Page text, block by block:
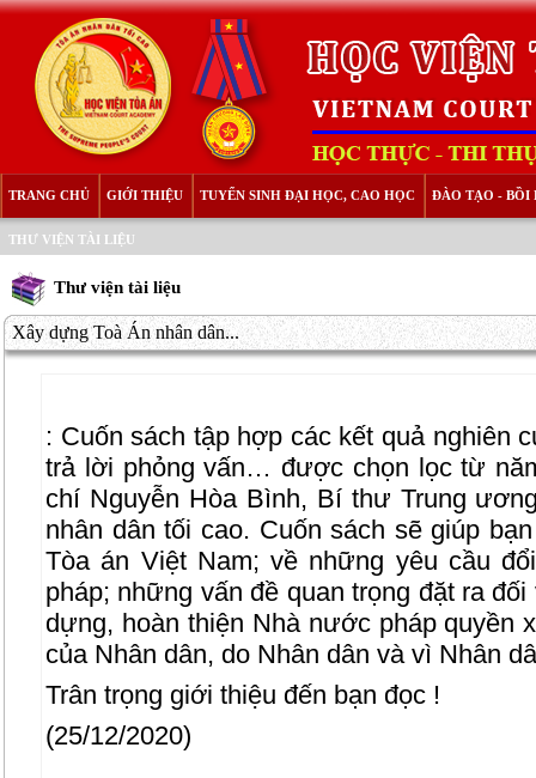
TRANG CHỦ GIỚI THIỆU TUYỂN SINH ĐẠI HỌC, CAO HỌC ĐÀO TẠO - BỒI
THƯ VIỆN TÀI LIỆU
Thư viện tài liệu
Xây dựng Toà Án nhân dân...
: Cuốn sách tập hợp các kết quả nghiên
trả lời phỏng vấn… được chọn lọc từ
chí Nguyễn Hòa Bình, Bí thư Trung
nhân dân tối cao. Cuốn sách sẽ giúp
Tòa án Việt Nam; về những yêu cầu
pháp; những vấn đề quan trọng đặt ra
dựng, hoàn thiện Nhà nước pháp quyền
của Nhân dân, do Nhân dân và vì Nhân
Trân trọng giới thiệu đến bạn đọc !
(25/12/2020)